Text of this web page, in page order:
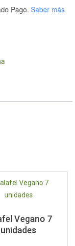
Pago. Saber más
Vegano 7
unidades